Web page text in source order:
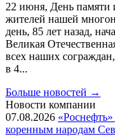
22 июня, День памяти
жителей нашей
день, 85 лет назад,
Великая
всех наших
в 4...
Больше новостей →
Новости компании
07.08.2026
коренным народам